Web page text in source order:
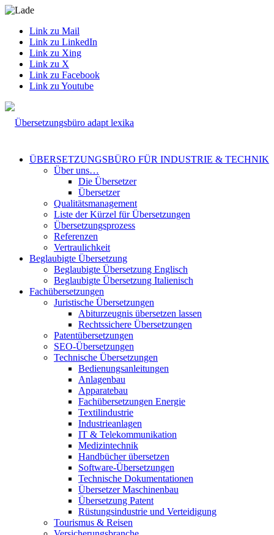
Link zu Mail
Link zu LinkedIn
Link zu Xing
Link zu X
Link zu Facebook
Link zu Youtube
ÜBERSETZUNGSBÜRO FÜR INDUSTRIE & TECHNIK
Über uns…
Die Übersetzer
Übersetzer
Qualitätsmanagement
Liste der Kürzel für Übersetzungen
Übersetzungsprozess
Referenzen
Vertraulichkeit
Beglaubigte Übersetzung
Beglaubigte Übersetzung Englisch
Beglaubigte Übersetzung Italienisch
Fachübersetzungen
Juristische Übersetzungen
Abiturzeugnis übersetzen lassen
Rechtssichere Übersetzungen
Patentübersetzungen
SEO-Übersetzungen
Technische Übersetzungen
Bedienungsanleitungen
Anlagenbau
Apparatebau
Fachübersetzungen Energie
Textilindustrie
Industrieanlagen
IT & Telekommunikation
Medizintechnik
Handbücher übersetzen
Software-Übersetzungen
Technische Dokumentationen
Übersetzer Maschinenbau
Übersetzung Patent
Rüstungsindustrie und Verteidigung
Tourismus & Reisen